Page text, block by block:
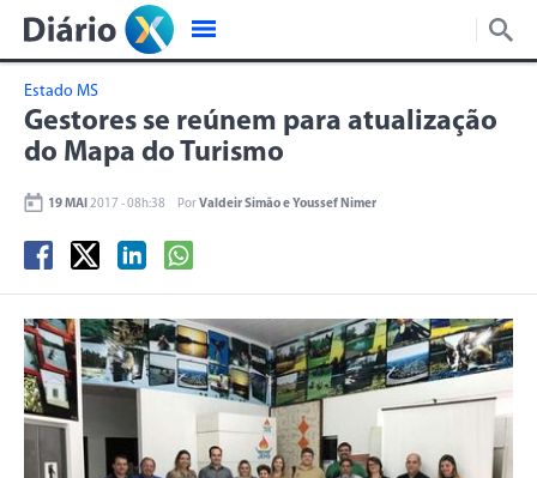
Estado MS
Gestores se reúnem para atualização
do Mapa do Turismo
19 MAI 2017 - 08h:38 PorValdeir Simão e Youssef Nimer